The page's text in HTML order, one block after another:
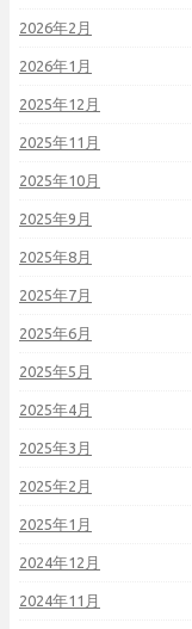
2026年2月
2026年1月
2025年12月
2025年11月
2025年10月
2025年9月
2025年8月
2025年7月
2025年6月
2025年5月
2025年4月
2025年3月
2025年2月
2025年1月
2024年12月
2024年11月